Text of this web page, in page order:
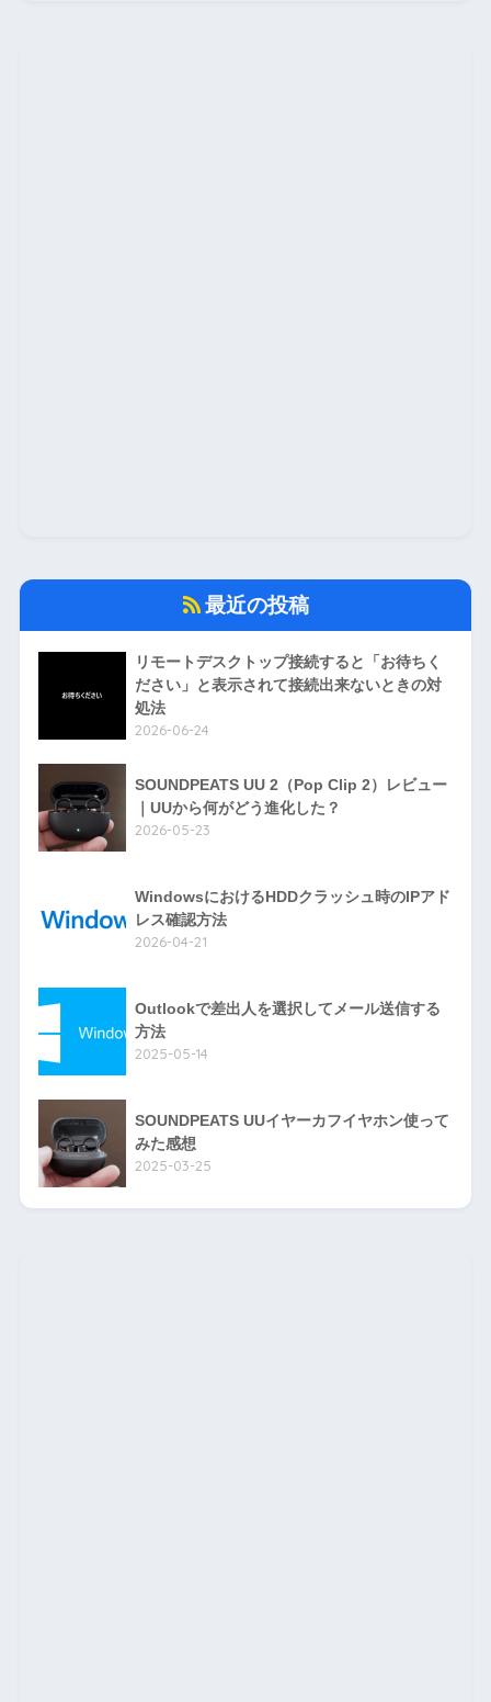
最近の投稿
リモートデスクトップ接続すると「お待ちく
ださい」と表示されて接続出来ないときの対
処法
2026-06-24
SOUNDPEATS UU 2（Pop Clip 2）レビュー
｜UUから何がどう進化した？
2026-05-23
WindowsにおけるHDDクラッシュ時のIPアド
レス確認方法
2026-04-21
Outlookで差出人を選択してメール送信する
方法
2025-05-14
SOUNDPEATS UUイヤーカフイヤホン使って
みた感想
2025-03-25